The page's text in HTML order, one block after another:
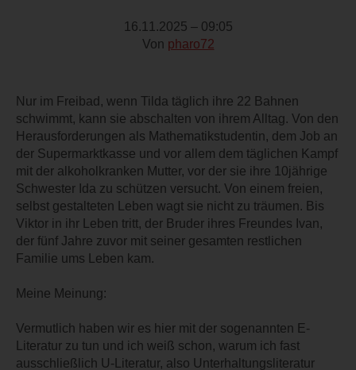
16.11.2025 – 09:05
Von pharo72
Nur im Freibad, wenn Tilda täglich ihre 22 Bahnen
schwimmt, kann sie abschalten von ihrem Alltag. Von den
Herausforderungen als Mathematikstudentin, dem Job an
der Supermarktkasse und vor allem dem täglichen Kampf
mit der alkoholkranken Mutter, vor der sie ihre 10jährige
Schwester Ida zu schützen versucht. Von einem freien,
selbst gestalteten Leben wagt sie nicht zu träumen. Bis
Viktor in ihr Leben tritt, der Bruder ihres Freundes Ivan,
der fünf Jahre zuvor mit seiner gesamten restlichen
Familie ums Leben kam.
Meine Meinung:
Vermutlich haben wir es hier mit der sogenannten E-
Literatur zu tun und ich weiß schon, warum ich fast
ausschließlich U-Literatur, also Unterhaltungsliteratur